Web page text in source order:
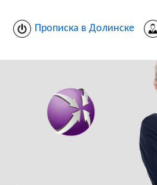
Прописка в Долинске